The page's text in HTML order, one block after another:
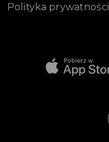
Polityka prywatności